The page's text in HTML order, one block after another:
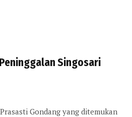
Singosari
Gondang yang ditemukan